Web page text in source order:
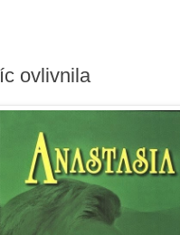
ovlivnila